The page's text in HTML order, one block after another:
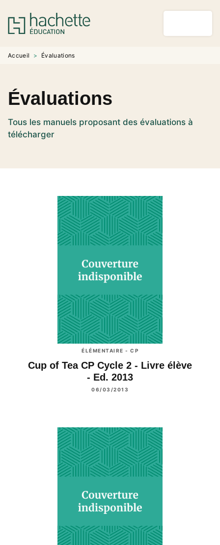
MENU RECHERCHE
PIED DE PAGE
Accueil > Évaluations
Évaluations
Tous les manuels proposant des évaluations à
télécharger
ÉLÉMENTAIRE - CP
Cup of Tea CP Cycle 2 - Livre élève
- Ed. 2013
06/03/2013